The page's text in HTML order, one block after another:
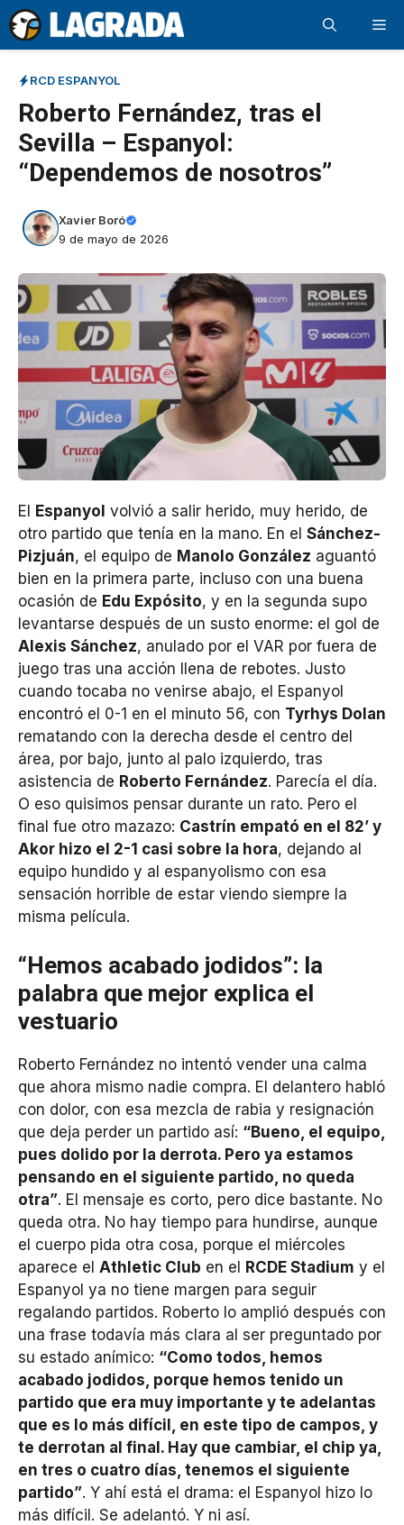
Saltar
al
contenido
RCD ESPANYOL
Roberto Fernández, tras el
Sevilla – Espanyol:
“Dependemos de nosotros”
Xavier Boró
9 de mayo de 2026
El Espanyol volvió a salir herido, muy herido, de
otro partido que tenía en la mano. En el Sánchez-
Pizjuán, el equipo de Manolo González aguantó
bien en la primera parte, incluso con una buena
ocasión de Edu Expósito, y en la segunda supo
levantarse después de un susto enorme: el gol de
Alexis Sánchez, anulado por el VAR por fuera de
juego tras una acción llena de rebotes. Justo
cuando tocaba no venirse abajo, el Espanyol
encontró el 0-1 en el minuto 56, con Tyrhys Dolan
rematando con la derecha desde el centro del
área, por bajo, junto al palo izquierdo, tras
asistencia de Roberto Fernández. Parecía el día.
O eso quisimos pensar durante un rato. Pero el
final fue otro mazazo: Castrín empató en el 82’ y
Akor hizo el 2-1 casi sobre la hora, dejando al
equipo hundido y al espanyolismo con esa
sensación horrible de estar viendo siempre la
misma película.
“Hemos acabado jodidos”: la
palabra que mejor explica el
vestuario
Roberto Fernández no intentó vender una calma
que ahora mismo nadie compra. El delantero habló
con dolor, con esa mezcla de rabia y resignación
que deja perder un partido así: “Bueno, el equipo,
pues dolido por la derrota. Pero ya estamos
pensando en el siguiente partido, no queda
otra”. El mensaje es corto, pero dice bastante. No
queda otra. No hay tiempo para hundirse, aunque
el cuerpo pida otra cosa, porque el miércoles
aparece el Athletic Club en el RCDE Stadium y el
Espanyol ya no tiene margen para seguir
regalando partidos. Roberto lo amplió después con
una frase todavía más clara al ser preguntado por
su estado anímico: “Como todos, hemos
acabado jodidos, porque hemos tenido un
partido que era muy importante y te adelantas
que es lo más difícil, en este tipo de campos, y
te derrotan al final. Hay que cambiar, el chip ya,
en tres o cuatro días, tenemos el siguiente
partido”. Y ahí está el drama: el Espanyol hizo lo
más difícil. Se adelantó. Y ni así.